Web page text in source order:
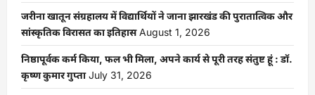
जरीना खातून संग्रहालय में विद्यार्थियों ने जाना झारखंड की पुरातात्विक और
सांस्कृतिक विरासत का इतिहास August 1, 2026
निष्ठापूर्वक कर्म किया, फल भी मिला, अपने कार्य से पूरी तरह संतुष्ट हूं : डॉ.
कृष्ण कुमार गुप्ता July 31, 2026